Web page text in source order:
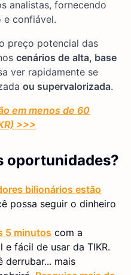
analistas, fornecendo
confiável.
preço potencial das
cenários de alta, base
ver rapidamente se
ou supervalorizada.
em menos de 60
>>>
oportunidades?
bilionários estão
possa seguir o dinheiro
5 minutos com a
fácil de usar da TIKR.
derrubar... mais